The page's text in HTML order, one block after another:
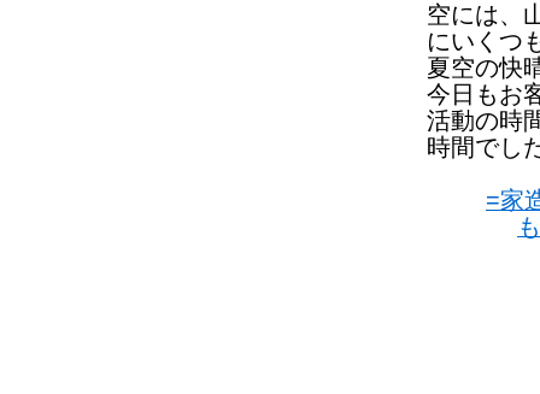
空には、
にいくつ
夏空の快
今日もお
活動の時
時間でし
=家